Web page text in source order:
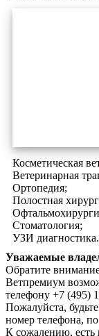
Косметическая
Ветеринарная
Ортопедия;
Полостная
Стоматология;
УЗИ диагностика.
Уважаемые
Обратите
Ветпремиум
телефону +7 (495)
Пожалуйста,
номер телефона,
К сожалению, есть